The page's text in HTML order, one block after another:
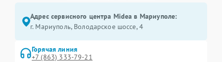
Адрес сервисного центра Midea в Мариуполе:
г. Мариуполь, Володарское шоссе, 4
Горячая линия
+7 (863) 333-79-21